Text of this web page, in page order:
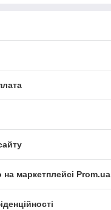
маркетплейсі Prom.ua